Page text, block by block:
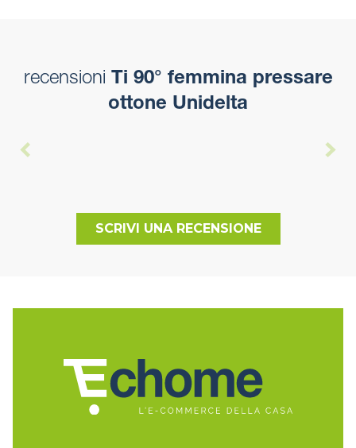
recensioni Ti 90° femmina pressare
ottone Unidelta
SCRIVI UNA RECENSIONE